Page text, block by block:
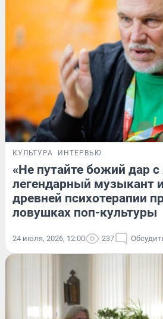
КУЛЬТУРА ИНТЕРВЬЮ
«Не путайте божий дар с
легендарный музыкант
древней психотерапии
ловушках поп-культуры
24 июля, 2026, 12:00 237